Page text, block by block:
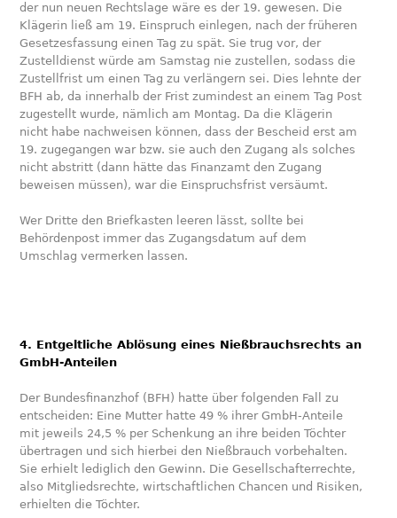
der nun neuen Rechtslage wäre es der 19. gewesen. Die
Klägerin ließ am 19. Einspruch einlegen, nach der früheren
Gesetzesfassung einen Tag zu spät. Sie trug vor, der
Zustelldienst würde am Samstag nie zustellen, sodass die
Zustellfrist um einen Tag zu verlängern sei. Dies lehnte der
BFH ab, da innerhalb der Frist zumindest an einem Tag Post
zugestellt wurde, nämlich am Montag. Da die Klägerin
nicht habe nachweisen können, dass der Bescheid erst am
19. zugegangen war bzw. sie auch den Zugang als solches
nicht abstritt (dann hätte das Finanzamt den Zugang
beweisen müssen), war die Einspruchsfrist versäumt.
Wer Dritte den Briefkasten leeren lässt, sollte bei
Behördenpost immer das Zugangsdatum auf dem
Umschlag vermerken lassen.
4. Entgeltliche Ablösung eines Nießbrauchsrechts an
GmbH-Anteilen
Der Bundesfinanzhof (BFH) hatte über folgenden Fall zu
entscheiden: Eine Mutter hatte 49 % ihrer GmbH-Anteile
mit jeweils 24,5 % per Schenkung an ihre beiden Töchter
übertragen und sich hierbei den Nießbrauch vorbehalten.
Sie erhielt lediglich den Gewinn. Die Gesellschafterrechte,
also Mitgliedsrechte, wirtschaftlichen Chancen und Risiken,
erhielten die Töchter.